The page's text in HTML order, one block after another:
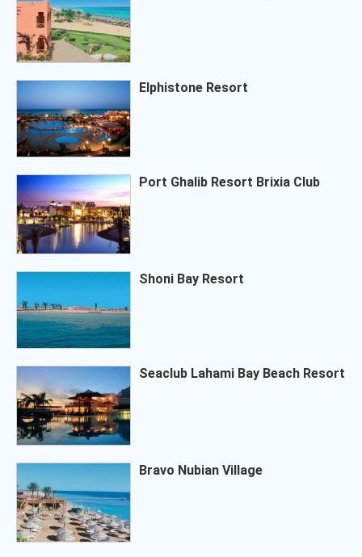
Elphistone Resort
Port Ghalib Resort Brixia Club
Shoni Bay Resort
Seaclub Lahami Bay Beach Resort
Bravo Nubian Village